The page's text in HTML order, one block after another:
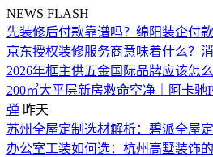
NEWS FLASH
先装修后付款靠谱吗？绵阳装企付
京东授权装修服务商意味着什么？
2026年框主供五金国际品牌应该怎
200㎡大平层新房救命空净｜阿卡驰
弹 昨天
苏州全屋定制选材解析：碧派全屋
办公室工装如何选：杭州高墅装饰